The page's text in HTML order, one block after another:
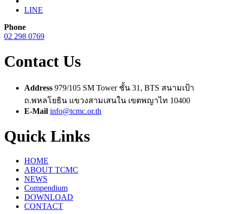
LINE
Phone
02 298 0769
Contact Us
Address 979/105 SM Tower ชั้น 31, BTS สนามเป้า
ถ.พหลโยธิน แขวงสามเสนใน เขตพญาไท 10400
E-Mail info@tcmc.or.th
Quick Links
HOME
ABOUT TCMC
NEWS
Compendium
DOWNLOAD
CONTACT